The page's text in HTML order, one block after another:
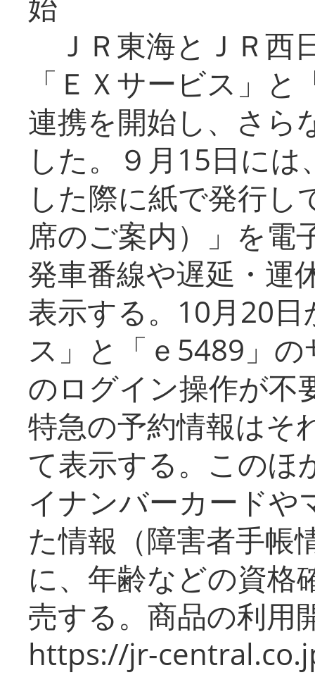
ＪＲ東海とＪＲ西
「ＥＸサービス」
連携を開始し、さら
した。９月15日に
した際に紙で発行し
席のご案内）」を電
発車番線や遅延・運
表示する。10月20
ス」と「ｅ5489」
のログイン操作が不
特急の予約情報はそ
て表示する。このほ
イナンバーカードや
た情報（障害者手帳
に、年齢などの資格
売する。商品の利用
https://jr-